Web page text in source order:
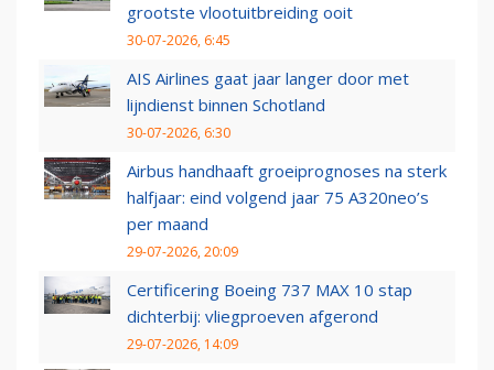
grootste vlootuitbreiding ooit
30-07-2026, 6:45
AIS Airlines gaat jaar langer door met
lijndienst binnen Schotland
30-07-2026, 6:30
Airbus handhaaft groeiprognoses na sterk
halfjaar: eind volgend jaar 75 A320neo’s
per maand
29-07-2026, 20:09
Certificering Boeing 737 MAX 10 stap
dichterbij: vliegproeven afgerond
29-07-2026, 14:09